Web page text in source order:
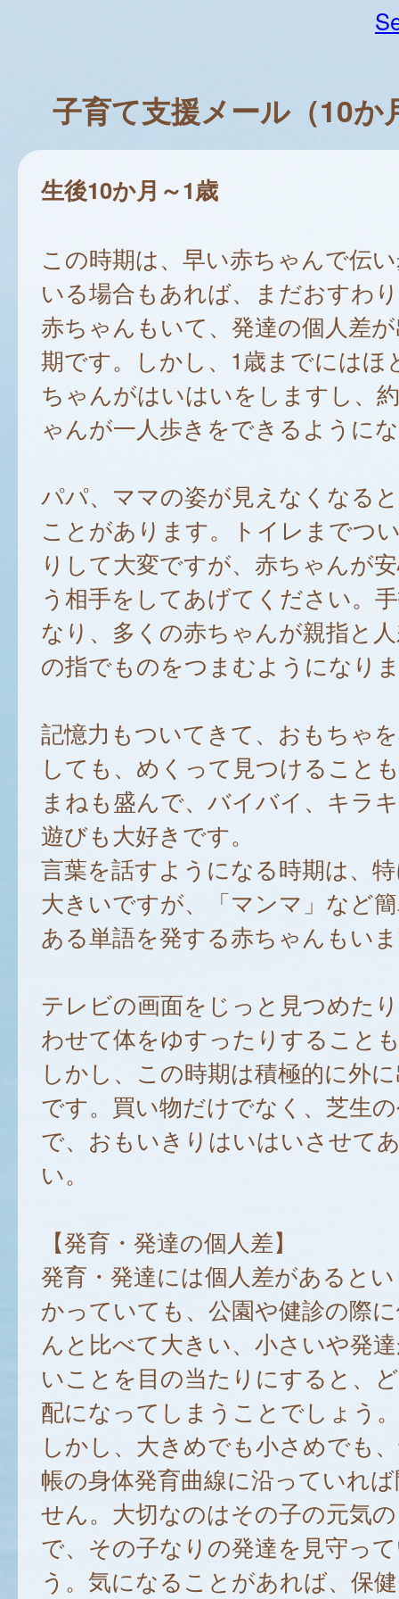
子育て支援メール（10か
生後10か月～1歳
この時期は、早い赤ちゃんで伝
いる場合もあれば、まだおすわ
赤ちゃんもいて、発達の個人差
期です。しかし、1歳までにはほ
ちゃんがはいはいをしますし、
ゃんが一人歩きをできるように
パパ、ママの姿が見えなくなる
ことがあります。トイレまでつ
りして大変ですが、赤ちゃんが
う相手をしてあげてください。
なり、多くの赤ちゃんが親指と
の指でものをつまむようになり
記憶力もついてきて、おもちゃ
しても、めくって見つけること
まねも盛んで、バイバイ、キラ
遊びも大好きです。
言葉を話すようになる時期は、
大きいですが、「マンマ」など
ある単語を発する赤ちゃんもい
テレビの画面をじっと見つめた
わせて体をゆすったりすること
しかし、この時期は積極的に外
です。買い物だけでなく、芝生
で、おもいきりはいはいさせて
い。
【発育・発達の個人差】
発育・発達には個人差があると
かっていても、公園や健診の際
んと比べて大きい、小さいや発
いことを目の当たりにすると、
配になってしまうことでしょう。
しかし、大きめでも小さめでも
帳の身体発育曲線に沿っていれ
せん。大切なのはその子の元気
で、その子なりの発達を見守っ
う。気になることがあれば、保